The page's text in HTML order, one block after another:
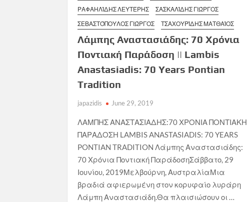
ΡΑΦΑΗΛΊΔΗΣ ΛΕΥΤΈΡΗΣ
ΣΑΣΚΑΛΊΔΗΣ ΓΙΏΡΓΟΣ
ΣΕΒΑΣΤΌΠΟΥΛΟΣ ΓΙΏΡΓΟΣ
ΤΣΑΧΟΥΡΊΔΗΣ ΜΑΤΘΑΊΟΣ
Λάμπης Αναστασιάδης: 70 Χρόνια
Ποντιακή Παράδοση || Lambis
Anastasiadis: 70 Years Pontian
Tradition
japazidis June 29, 2019
ΛΑΜΠΗΣ ΑΝΑΣΤΑΣΙΑΔΗΣ:70 ΧΡΟΝΙΑ ΠΟΝΤΙΑΚΗ
ΠΑΡΑΔΟΣΗ LAMBIS ANASTASIADIS: 70 YEARS
PONTIAN TRADITION Λάμπης Αναστασιάδης:
70 Χρόνια Ποντιακή ΠαράδοσηΣάββατο, 29
Ιουνίου, 2019Μελβούρνη, ΑυστραλίαΜια
βραδιά αφιερωμένη στον κορυφαίο λυράρη
Λάμπη Αναστασιάδη.Θα πλαισιώσουν οι …